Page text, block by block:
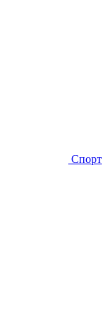
Спорт